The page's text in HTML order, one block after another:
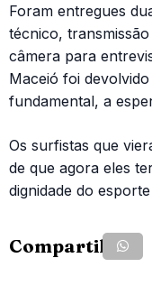
Foram entregues
técnico,
câmera para
Maceió foi
fundamental, a
Os surfistas que
de que agora eles
dignidade do
Compartilhe: